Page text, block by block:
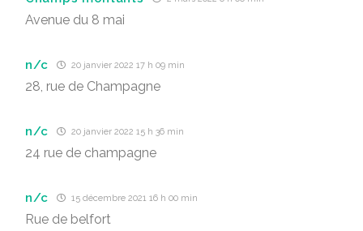
Avenue du 8 mai
n/c 20 janvier 2022 17 h 09 min
28, rue de Champagne
n/c 20 janvier 2022 15 h 36 min
24 rue de champagne
n/c 15 décembre 2021 16 h 00 min
Rue de belfort